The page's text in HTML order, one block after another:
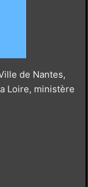
de Nantes,
Loire, ministère